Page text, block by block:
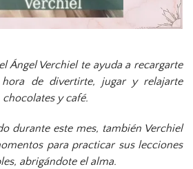
Ángel Verchiel te ayuda a recargarte
de divertirte, jugar y relajarte
y café.
durante este mes, también Verchiel
para practicar sus lecciones
abrigándote el alma.